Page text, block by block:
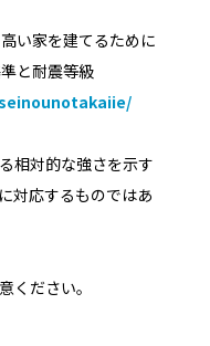
い家を建てるために
と耐震等級
相対的な強さを示す
対応するものではあ
ください。